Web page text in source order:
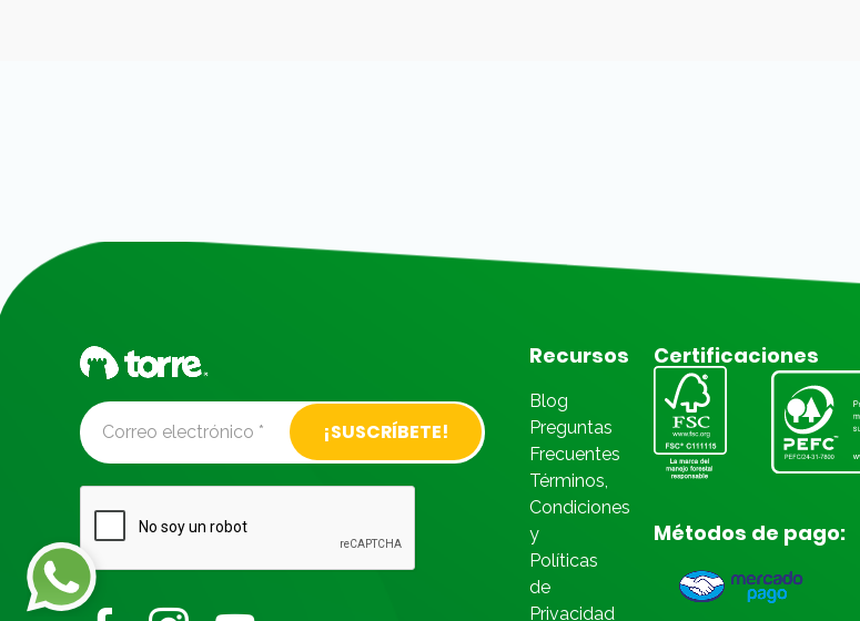
Alternative:
Recursos
Blog
Preguntas
Frecuentes
Términos,
Condiciones
y
Políticas
de
Privacidad
Certificaciones
Métodos de pago: